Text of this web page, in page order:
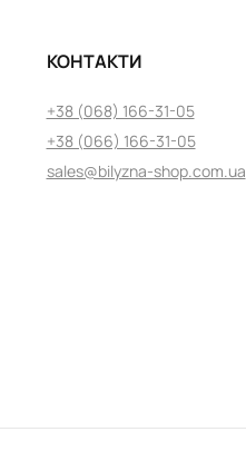
КОНТАКТИ
+38 (068) 166-31-05
+38 (066) 166-31-05
sales@bilyzna-shop.com.ua